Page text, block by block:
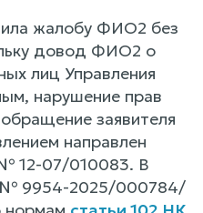
жалобу ФИО2 без
довод ФИО2 о
лиц Управления
нарушение прав
заявителя
направлен
12-07/010083. В
№ 9954-2025/000784/